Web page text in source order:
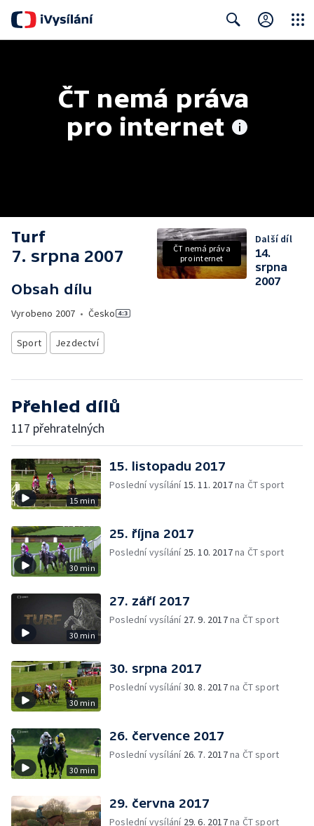
ČT nemá práva
pro internet
Turf
7. srpna 2007
Obsah dílu
Vyrobeno 2007 • Česko
Sport Jezdectví
ČT nemá práva
pro internet
Další díl
14.
srpna
2007
Přehled dílů
117 přehratelných
15 min
15. listopadu 2017
Poslední vysílání15. 11. 2017na ČT sport
30 min
25. října 2017
Poslední vysílání 25. 10. 2017na ČT sport
30 min
27. září 2017
Poslední vysílání 27. 9. 2017na ČT sport
30 min
30. srpna 2017
Poslední vysílání30. 8. 2017na ČT sport
30 min
26. července 2017
Poslední vysílání 26. 7. 2017na ČT sport
29. června 2017
Poslední vysílání 29. 6. 2017na ČT sport